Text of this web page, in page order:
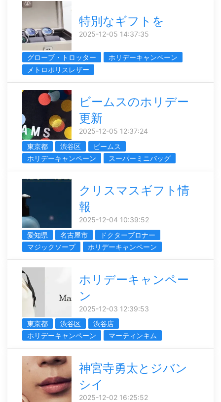
特別なギフトを
2025-12-05 14:37:35
グローブ・トロッター
ホリデーキャンペーン
メトロポリスレザー
ビームスのホリデー
更新
2025-12-05 12:37:24
東京都
渋谷区
ビームス
ホリデーキャンペーン
スーパーミニバッグ
クリスマスギフト情
報
2025-12-04 10:39:52
愛知県
名古屋市
ドクターブロナー
マジックソープ
ホリデーキャンペーン
ホリデーキャンペー
ン
2025-12-03 12:39:53
東京都
渋谷区
渋谷店
ホリデーキャンペーン
マーティンキム
神宮寺勇太とジバン
シイ
2025-12-02 16:25:52